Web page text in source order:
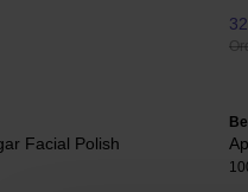
Facial Polish